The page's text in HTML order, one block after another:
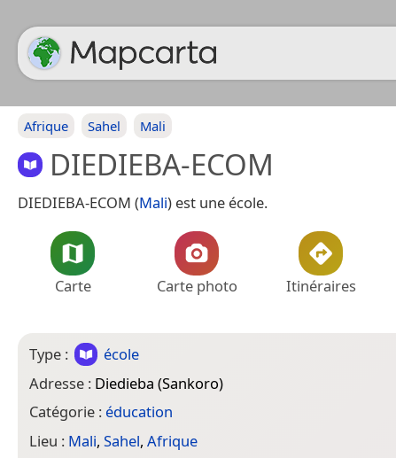
Afrique Sahel Mali
DIEDIEBA-ECOM
DIEDIEBA-ECOM (Mali) est une école.
Carte Carte photo Itinéraires
Type :
école
Adresse : Diedieba (Sankoro)
Catégorie : éducation
Lieu : Mali, Sahel, Afrique